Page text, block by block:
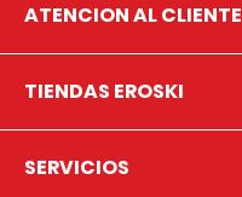
ATENCION AL CLIENTE
TIENDAS EROSKI
SERVICIOS